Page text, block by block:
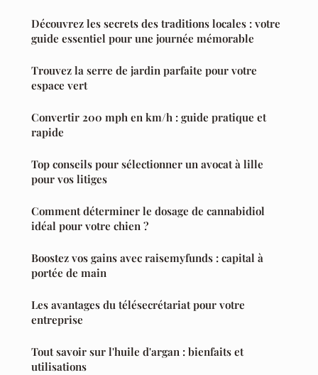
Découvrez les secrets des traditions locales : votre
guide essentiel pour une journée mémorable
Trouvez la serre de jardin parfaite pour votre
espace vert
Convertir 200 mph en km/h : guide pratique et
rapide
Top conseils pour sélectionner un avocat à lille
pour vos litiges
Comment déterminer le dosage de cannabidiol
idéal pour votre chien ?
Boostez vos gains avec raisemyfunds : capital à
portée de main
Les avantages du télésecrétariat pour votre
entreprise
Tout savoir sur l'huile d'argan : bienfaits et
utilisations